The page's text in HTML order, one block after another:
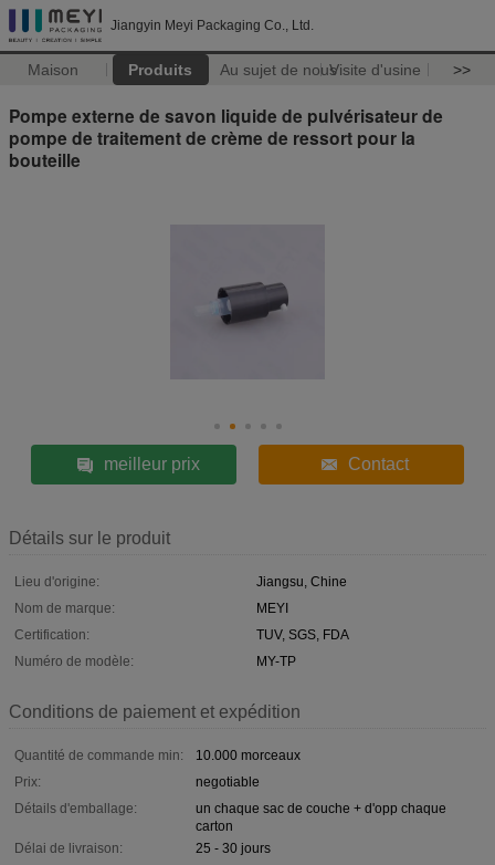
Jiangyin Meyi Packaging Co., Ltd.
Maison Produits Au sujet de nousVisite d'usine >>
Pompe externe de savon liquide de pulvérisateur de
pompe de traitement de crème de ressort pour la
bouteille
meilleur prix Contact
Détails sur le produit
Lieu d'origine:
Jiangsu, Chine
Nom de marque:
MEYI
Certification:
TUV, SGS, FDA
Numéro de modèle:
MY-TP
Conditions de paiement et expédition
Quantité de commande min:
10.000 morceaux
Prix:
negotiable
Détails d'emballage:
un chaque sac de couche + d'opp chaque
carton
Délai de livraison:
25 - 30 jours